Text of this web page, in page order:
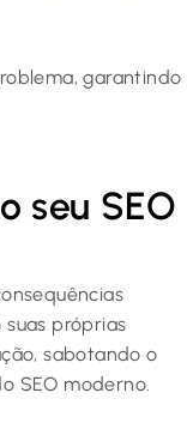
garantindo
seu SEO
próprias
sabotando o
SEO moderno.